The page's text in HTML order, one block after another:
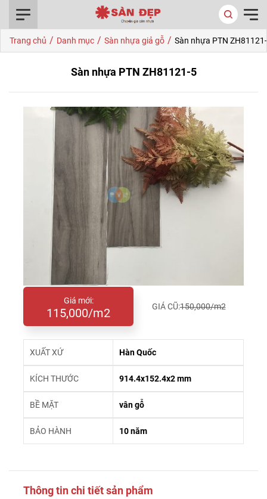
Trang chủ / Danh mục / Sàn nhựa giả gỗ / Sàn nhựa PTN
Sàn nhựa PTN ZH81121-5
Giá mới:
115,000/m2 GIÁ CŨ:150,000/m2
XUẤT XỨ Hàn Quốc
KÍCH THƯỚC 914.4x152.4x2 mm
BỀ MẶT vân gỗ
BẢO HÀNH 10 năm
Thông tin chi tiết sản phẩm